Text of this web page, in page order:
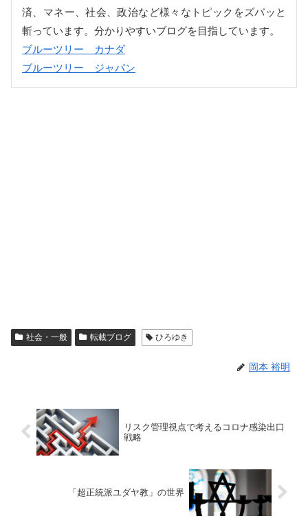
済、マネー、社会、政治など様々なトピックをズバッと
斬っています。分かりやすいブログを目指しています。
ブルーツリー カナダ
ブルーツリー ジャパン
社会・一般 転載ブログ ひろゆき
岡本 裕明
リスク管理視点で考えるコロナ感染出口
戦略
「超正統派ユダヤ教」の世界